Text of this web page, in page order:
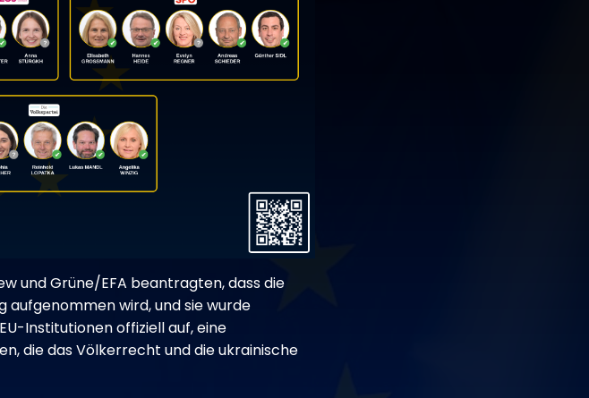
und Grüne/EFA beantragten, dass die
aufgenommen wird, und sie wurde
Institutionen offiziell auf, eine
die das Völkerrecht und die ukrainische